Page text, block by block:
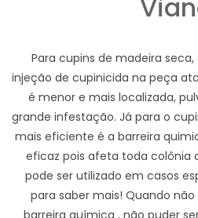
Para cupins de madeira
injeção de cupinicida na peça
é menor e mais localizada,
grande infestação. Já para o
mais eficiente é a barreira
eficaz pois afeta toda colônia
pode ser utilizado em casos
para saber mais! Quando
barreira química , não puder